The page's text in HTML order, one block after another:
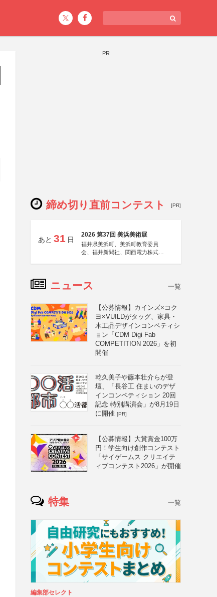
PR
締め切り直前コンテスト [PR]
あと 31 日
2026 第37回 美浜美術展
福井県美浜町、美浜町教育委員
会、福井新聞社、関西電力株式会
ニュース 一覧
【公募情報】カインズ×コク
ヨ×VUILDがタッグ、家具・
木工品デザインコンペティシ
ョン「CDM Digi Fab
COMPETITION 2026」を初
開催
乾久美子や藤本壮介らが登
壇、「長谷工 住まいのデザ
インコンペティション 20回
記念 特別講演会」が8月19日
に開催 [PR]
【公募情報】大賞賞金100万
円！学生向け創作コンテスト
「サイゲームス クリエイテ
ィブコンテスト2026」が開催
特集 一覧
編集部セレクト